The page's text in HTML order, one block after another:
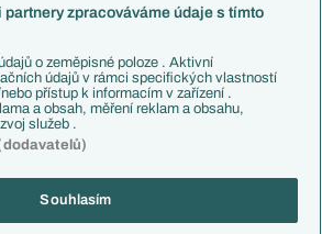
Využíváme zpravodajství ČTK.
zpracováváme údaje s tímto
o zeměpisné poloze . Aktivní
údajů v rámci specifických vlastností
přístup k informacím v zařízení .
a obsah, měření reklam a obsahu,
služeb .
Souhlasím